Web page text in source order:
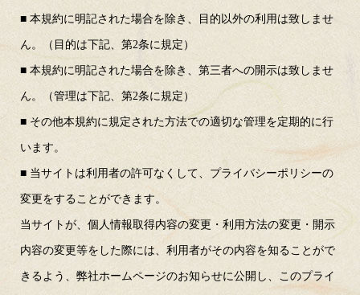
■ 本規約に明記された場合を除き、目的以外の利用は致しませ
ん。（目的は下記、第2条に規定）
■ 本規約に明記された場合を除き、第三者への開示は致しませ
ん。（管理は下記、第2条に規定）
■ その他本規約に規定された方法での適切な管理を定期的に行
います。
■ 当サイトは利用者の許可なくして、プライバシーポリシーの
変更をすることができます。
当サイトが、個人情報取得内容の変更・利用方法の変更・開示
内容の変更等をした際には、利用者がその内容を知ることがで
きるよう、弊社ホームページのお知らせに公開し、このプライ